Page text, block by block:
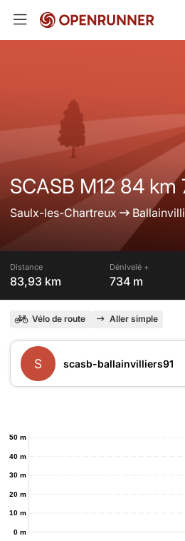
SCASB M12 84 km
Saulx-les-Chartreux
Distance
83,93 km
Dénivelé +
734 m
Vélo de route Aller simple
S scasb-ballainvilliers91
0 m
10 m
20 m
30 m
40 m
50 m